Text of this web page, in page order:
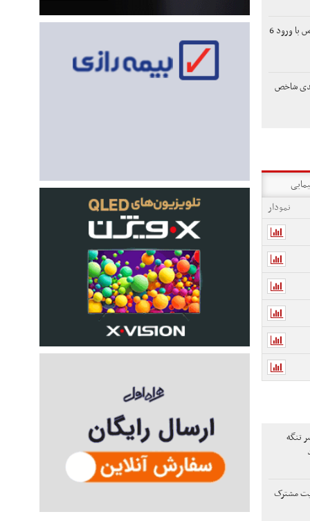
رشد 130 هزار واحدی بورس با ورود 6
واحدی شاخص
نمودار
تنگه
مشترک